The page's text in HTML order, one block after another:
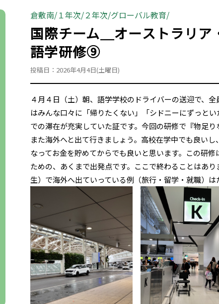
倉敷南 １年次 ２年次 グローバル教育
国際チーム＿オーストラリ
語学研修⑨
投稿日：2026年4月4日(土曜日)
４月４日（土）朝、語学学校のドライバーの送迎で、
はみんな口々に「帰りたくない」「シドニーにずっと
での滞在が充実していた証です。今回の研修で『物足
また海外へと出て行きましょう。高校在学中でも良い
なってお金を貯めてからでも良いと思います。この研
ための、あくまで出発点です。ここで終わることはあ
生）で海外へ出ていっている例（旅行・留学・就職）は